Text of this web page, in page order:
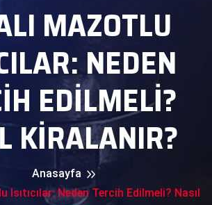
MAZOTLU
NEDEN
EDILMELI?
KIRALANIR?
Anasayfa
Isıtıcılar: Neden Tercih Edilmeli? Nasıl